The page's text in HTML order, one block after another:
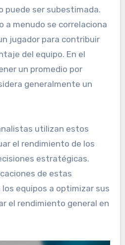
puede ser subestimada.
a menudo se correlaciona
jugador para contribuir
del equipo. En el
un promedio por
generalmente un
utilizan estos
el rendimiento de los
estratégicas.
de estas
equipos a optimizar sus
el rendimiento general en